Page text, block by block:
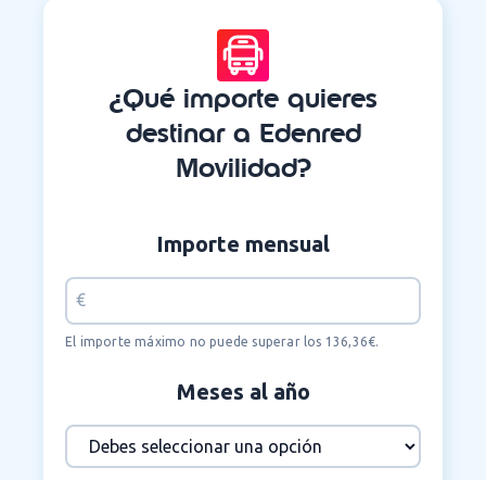
¿Qué importe quieres
destinar a Edenred
Movilidad?
Importe mensual
El importe máximo no puede superar los 136,36€.
Meses al año